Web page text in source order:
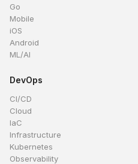
Go
Mobile
iOS
Android
ML/AI
DevOps
CI/CD
Cloud
IaC
Infrastructure
Kubernetes
Observability